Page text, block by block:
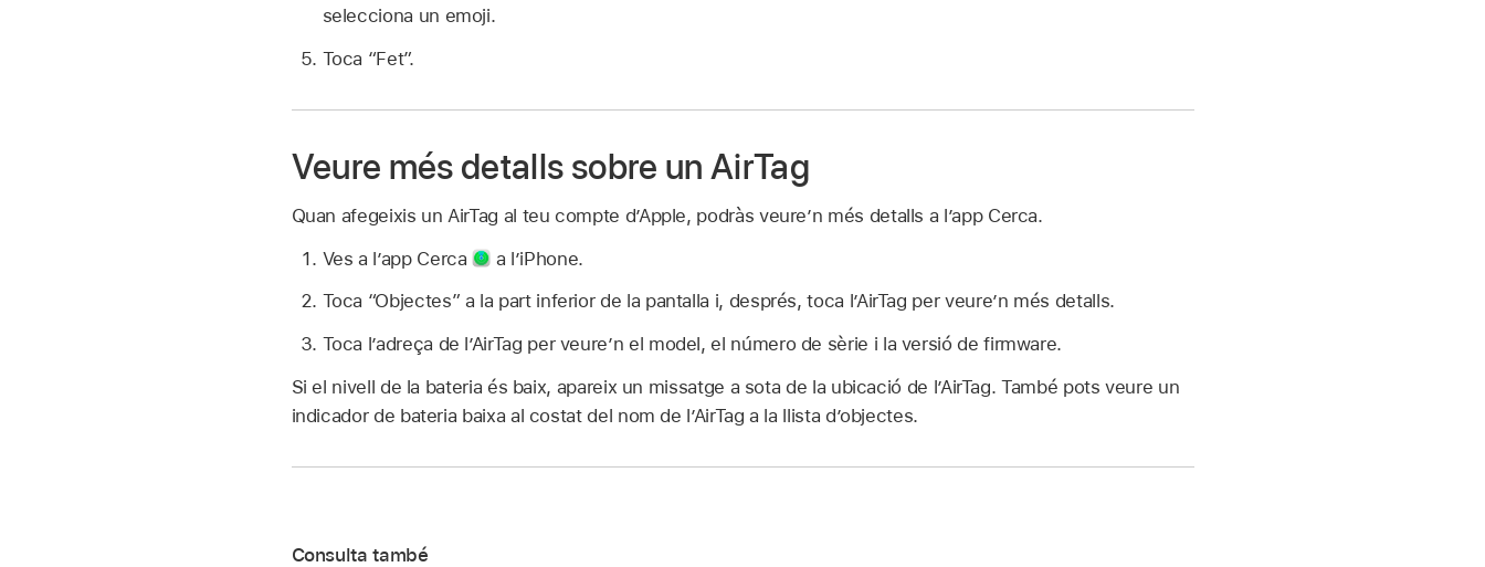
selecciona un emoji.
Toca “Fet”.
Veure més detalls sobre un AirTag
Quan afegeixis un AirTag al teu compte d’Apple, podràs veure’n més detalls a l’app Cerca.
Ves a l’app Cerca
a l’iPhone.
Toca “Objectes” a la part inferior de la pantalla i, després, toca l’AirTag per veure’n més detalls.
Toca l’adreça de l’AirTag per veure’n el model, el número de sèrie i la versió de firmware.
Si el nivell de la bateria és baix, apareix un missatge a sota de la ubicació de l’AirTag. També pots veure un
indicador de bateria baixa al costat del nom de l’AirTag a la llista d’objectes.
Consulta també